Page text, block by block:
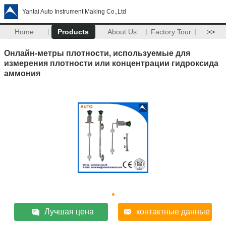
Yantai Auto Instrument Making Co.,Ltd
Home Products About Us Factory Tour >>
Онлайн-метры плотности, используемые для
измерения плотности или концентрации гидроксида
аммония
Лучшая цена контактные данные